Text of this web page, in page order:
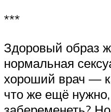
***
Здоровый образ
нормальная
хороший врач —
что же ещё